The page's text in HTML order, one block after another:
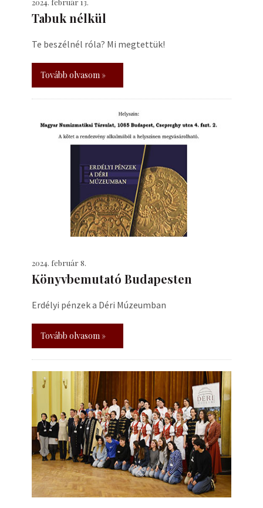
2024. február 13.
Tabuk nélkül
Te beszélnél róla? Mi megtettük!
Tovább olvasom »
2024. február 8.
Könyvbemutató Budapesten
Erdélyi pénzek a Déri Múzeumban
Tovább olvasom »